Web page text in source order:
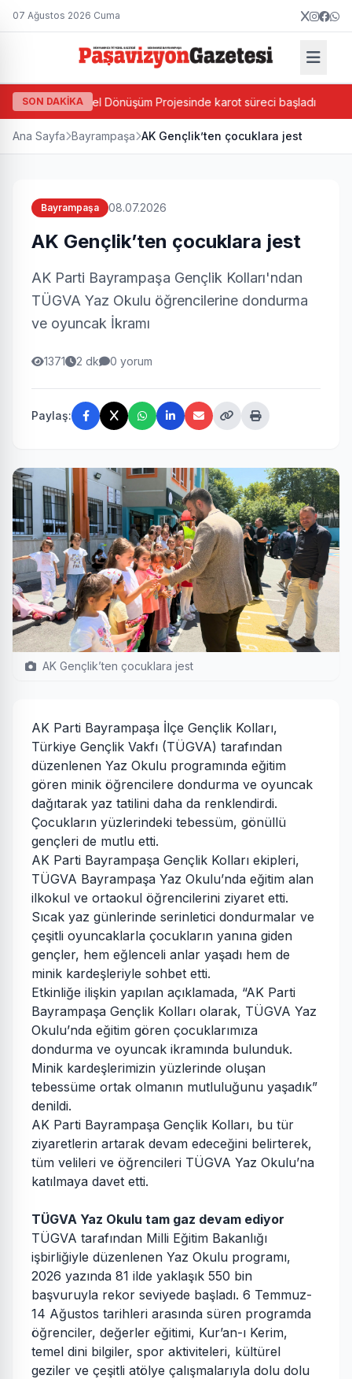
07 Ağustos 2026 Cuma
SON DAKİKA
Bazlı Kentsel Dönüşüm Projesinde karot süreci başladı
Ana Sayfa Bayrampaşa AK Gençlik’ten çocuklara jest
Bayrampaşa 08.07.2026
AK Gençlik’ten çocuklara jest
AK Parti Bayrampaşa Gençlik Kolları'ndan
TÜGVA Yaz Okulu öğrencilerine dondurma
ve oyuncak İkramı
1371 2 dk 0 yorum
Paylaş:
AK Gençlik’ten çocuklara jest
AK Parti Bayrampaşa İlçe Gençlik Kolları,
Türkiye Gençlik Vakfı (TÜGVA) tarafından
düzenlenen Yaz Okulu programında eğitim
gören minik öğrencilere dondurma ve oyuncak
dağıtarak yaz tatilini daha da renklendirdi.
Çocukların yüzlerindeki tebessüm, gönüllü
gençleri de mutlu etti.
AK Parti Bayrampaşa Gençlik Kolları ekipleri,
TÜGVA Bayrampaşa Yaz Okulu’nda eğitim alan
ilkokul ve ortaokul öğrencilerini ziyaret etti.
Sıcak yaz günlerinde serinletici dondurmalar ve
çeşitli oyuncaklarla çocukların yanına giden
gençler, hem eğlenceli anlar yaşadı hem de
minik kardeşleriyle sohbet etti.
Etkinliğe ilişkin yapılan açıklamada, “AK Parti
Bayrampaşa Gençlik Kolları olarak, TÜGVA Yaz
Okulu’nda eğitim gören çocuklarımıza
dondurma ve oyuncak ikramında bulunduk.
Minik kardeşlerimizin yüzlerinde oluşan
tebessüme ortak olmanın mutluluğunu yaşadık”
denildi.
AK Parti Bayrampaşa Gençlik Kolları, bu tür
ziyaretlerin artarak devam edeceğini belirterek,
tüm velileri ve öğrencileri TÜGVA Yaz Okulu’na
katılmaya davet etti.
TÜGVA Yaz Okulu tam gaz devam ediyor
TÜGVA tarafından Milli Eğitim Bakanlığı
işbirliğiyle düzenlenen Yaz Okulu programı,
2026 yazında 81 ilde yaklaşık 550 bin
başvuruyla rekor seviyede başladı. 6 Temmuz-
14 Ağustos tarihleri arasında süren programda
öğrenciler, değerler eğitimi, Kur’an-ı Kerim,
temel dini bilgiler, spor aktiviteleri, kültürel
geziler ve çeşitli atölye çalışmalarıyla dolu dolu